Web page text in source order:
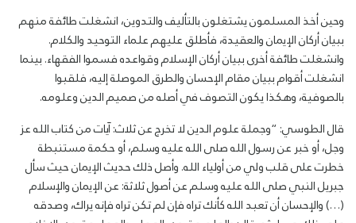
وحين أخذ المسلمون يشتغلون بالتأليف والتدوين، انشغلت طائفة منهم
ببيان أركان الإيمان والعقيدة، فأطلق عليهم علماء التوحيد والكلام.
وانشغلت طائفة أخرى ببيان أركان الإسلام وقواعده فسموا الفقهاء. بينما
انشغلت أقوام ببيان مقام الإحسان والطرق الموصلة إليه، فلقبوا
بالصوفية، وهكذا يكون التصوف في أصله من صميم الدين وعلومه.
قال الطوسي: “وجملة علوم الدين لا تخرج عن ثلاث: آيات من كتاب الله عز
وجل، أو خبر عن رسول الله صلى الله عليه وسلم، أو حكمة مستنبطة
خطرت على قلب ولي من أولياء الله. وأصل ذلك حديث الإيمان حيث سأل
جبريل النبي صلى الله عليه وسلم عن أصول ثلاثة: عن الإيمان والإسلام
(…) والإحسان أن تعبد الله كأنك تراه فإن لم تكن تراه فإنه يراك، وصدقه